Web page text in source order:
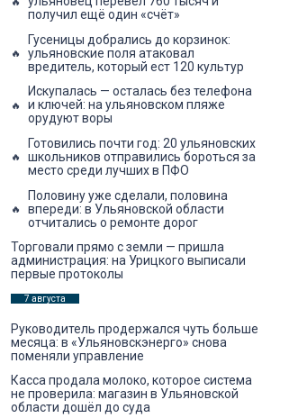
получил ещё один «счёт»
Гусеницы добрались до корзинок:
ульяновские поля атаковал
вредитель, который ест 120 культур
Искупалась — осталась без телефона
и ключей: на ульяновском пляже
орудуют воры
Готовились почти год: 20 ульяновских
школьников отправились бороться за
место среди лучших в ПФО
Половину уже сделали, половина
впереди: в Ульяновской области
отчитались о ремонте дорог
Торговали прямо с земли — пришла
администрация: на Урицкого выписали
первые протоколы
7 августа
Руководитель продержался чуть больше
месяца: в «Ульяновскэнерго» снова
поменяли управление
Касса продала молоко, которое система
не проверила: магазин в Ульяновской
области дошёл до суда